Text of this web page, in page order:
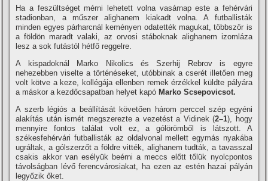
Ha a feszültséget mérni lehetett volna vasárnap este a fehérvári
stadionban, a műszer alighanem kiakadt volna. A futballisták
minden egyes párharcnál keményen odatették magukat, többször is
a földön maradt valaki, az orvosi stáboknak alighanem izomláza
lesz a sok futástól hétfő reggelre.
A kispadoknál Marko Nikolics és Szerhij Rebrov is egyre
nehezebben viselte a történéseket, utóbbinak a cserét illetően meg
volt kötve a keze, kollégája ellenben remek érzékkel küldte pályára
a máskor a kezdőcsapatban helyet kapó Marko Scsepovicsot.
A szerb légiós a beállí­tását követően három perccel szép egyéni
alakí­tás után ismét megszerezte a vezetést a Vidinek (2–1), hogy
mennyire fontos találat volt ez, a gólörömből is látszott. A
székesfehérvári futballisták az oldalvonal mellett egymás nyakába
ugráltak, a gólszerzőt a földre vitték, alighanem tudták, a tavasszal
csakis akkor van esélyük beérni a meccs előtt tőlük nyolcpontos
távolságban lévő ferencvárosiakat, ha ezen az estén hazai pályán
legyőzik őket.